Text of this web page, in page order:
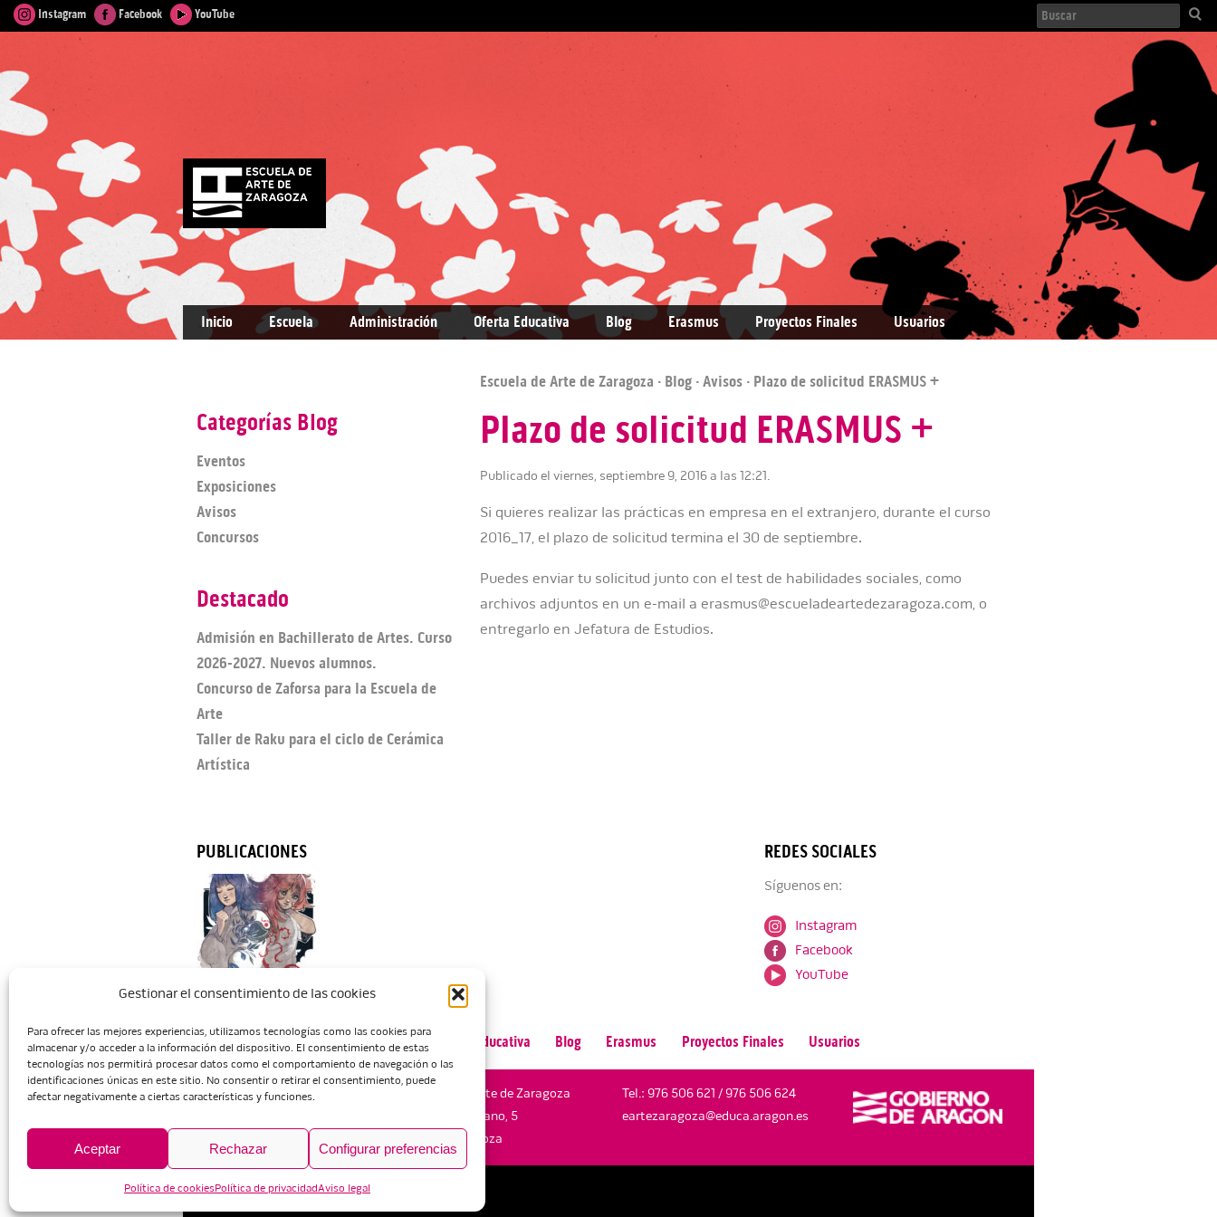
Gestionar el consentimiento de las cookies
Para ofrecer las mejores experiencias, utilizamos tecnologías como las cookies para
almacenar y/o acceder a la información del dispositivo. El consentimiento de estas
tecnologías nos permitirá procesar datos como el comportamiento de navegación o las
identificaciones únicas en este sitio. No consentir o retirar el consentimiento, puede
afectar negativamente a ciertas características y funciones.
Aceptar Rechazar Configurar preferencias
Política de cookiesPolítica de privacidadAviso legal
Instagram Facebook YouTube
Inicio Escuela Administración Oferta Educativa Blog Erasmus Proyectos Finales Usuarios
Escuela de Arte de Zaragoza · Blog ·Avisos · Plazo de solicitud ERASMUS +
Plazo de solicitud ERASMUS +
Publicado el viernes, septiembre 9, 2016 a las 12:21.
Si quieres realizar las prácticas en empresa en el extranjero, durante el curso
2016_17, el plazo de solicitud termina el 30 de septiembre.
Puedes enviar tu solicitud junto con el test de habilidades sociales, como
archivos adjuntos en un e-mail a erasmus@escueladeartedezaragoza.com, o
entregarlo en Jefatura de Estudios.
Categorías Blog
Eventos
Exposiciones
Avisos
Concursos
Destacado
Admisión en Bachillerato de Artes. Curso
2026-2027. Nuevos alumnos.
Concurso de Zaforsa para la Escuela de
Arte
Taller de Raku para el ciclo de Cerámica
Artística
PUBLICACIONES REDES SOCIALES
Síguenos en:
Instagram
Facebook
YouTube
Inicio Escuela Administración Oferta Educativa Blog Erasmus Proyectos Finales Usuarios
Escuela de Arte de Zaragoza
María Zambrano, 5
50018 Zaragoza
Tel.: 976 506 621 /976 506 624
eartezaragoza@educa.aragon.es
Aviso legal Política de privacidad